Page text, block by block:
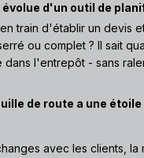
d'un outil de
train d'établir un devis
ou complet ? Il sait
l'entrepôt - sans
de route a une
avec les clients,